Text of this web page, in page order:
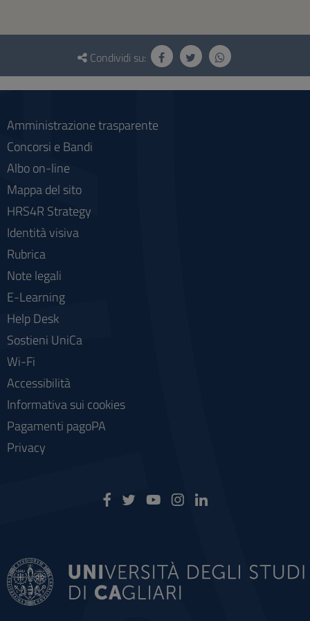
Questionario
social
Condividi su:
Amministrazione trasparente
Concorsi e Bandi
Albo on-line
Mappa del sito
HRS4R Strategy
Identità visiva
Rubrica
Note legali
E-Learning
Help Desk
Sostieni UniCa
Wi-Fi
Accessibilità
Informativa sui cookies
Pagamenti pagoPA
Privacy